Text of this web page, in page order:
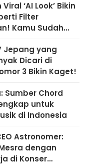
‘AI Look’ Bikin
Filter
Kamu Sudah
Jepang yang
Dicari di
3 Bikin Kaget!
Sumber Chord
untuk
di Indonesia
Astronomer:
dengan
di Konser